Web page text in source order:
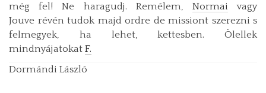
még fel! Ne haragudj. Remélem, Normai vagy
Jouve révén tudok majd ordre de missiont szerezni s
felmegyek, ha lehet, kettesben. Ölellek
mindnyájatokat F.
Dormándi László